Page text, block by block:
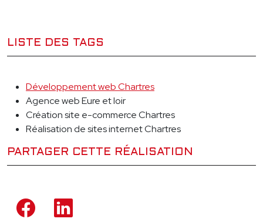
LISTE DES TAGS
Développement web Chartres
Agence web Eure et loir
Création site e-commerce Chartres
Réalisation de sites internet Chartres
PARTAGER CETTE RÉALISATION